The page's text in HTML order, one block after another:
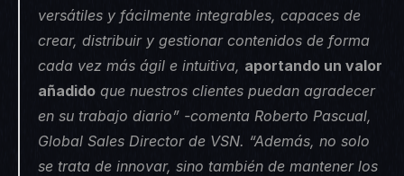
versátiles y fácilmente integrables, capaces de
crear, distribuir y gestionar contenidos de forma
cada vez más ágil e intuitiva, aportando un valor
añadido que nuestros clientes puedan agradecer
en su trabajo diario” -comenta Roberto Pascual,
Global Sales Director de VSN. “Además, no solo
se trata de innovar, sino también de mantener los